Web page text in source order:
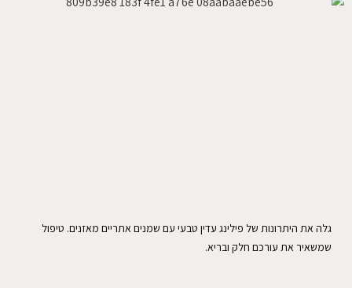
גלה את היתרונות של פילינג עדין טבעי עם שמנים אתריים מאזנים. טיפול
שמשאיר את עורכם חלק ובריא.